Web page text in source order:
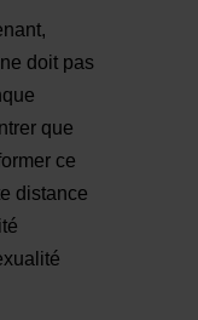
doit pas
que
ce
distance